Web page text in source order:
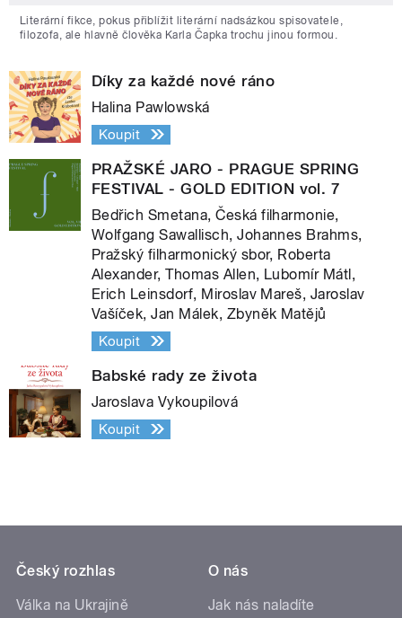
Literární fikce, pokus přiblížit literární nadsázkou spisovatele,
filozofa, ale hlavně člověka Karla Čapka trochu jinou formou.
Díky za každé nové ráno
Halina Pawlowská
Koupit
PRAŽSKÉ JARO - PRAGUE SPRING
FESTIVAL - GOLD EDITION vol. 7
Bedřich Smetana, Česká filharmonie,
Wolfgang Sawallisch, Johannes Brahms,
Pražský filharmonický sbor, Roberta
Alexander, Thomas Allen, Lubomír Mátl,
Erich Leinsdorf, Miroslav Mareš, Jaroslav
Vašíček, Jan Málek, Zbyněk Matějů
Koupit
Babské rady ze života
Jaroslava Vykoupilová
Koupit
Český rozhlas
Válka na Ukrajině
O nás
Jak nás naladíte